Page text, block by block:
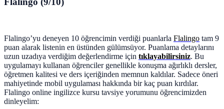
Flalingo’yu deneyen 10 öğrencimin verdiği puanlarla Flalingo tam 9
puan alarak listenin en üstünden gülümsüyor. Puanlama detaylarını
uzun uzadıya verdiğim değerlendirme için tıklayabilirsiniz. Bu
uygulamayı kullanan öğrenciler genellikle konuşma ağırlıklı dersler,
öğretmen kalitesi ve ders içeriğinden memnun kaldılar. Sadece öneri
mahiyetinde mobil uygulaması hakkında bir kaç puan kırdılar.
Flalingo online ingilizce kursu tavsiye yorumunu öğrencimizden
dinleyelim: